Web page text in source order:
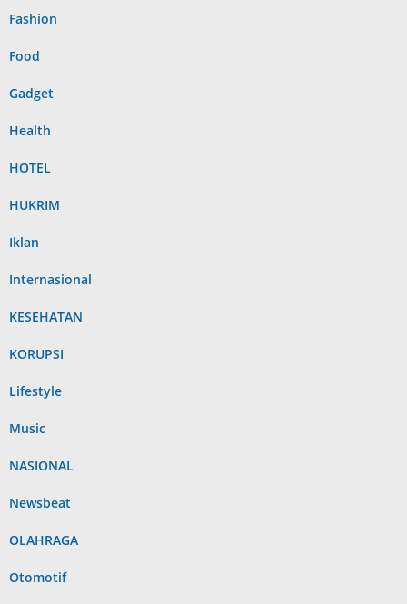
Fashion
Food
Gadget
Health
HOTEL
HUKRIM
Iklan
Internasional
KESEHATAN
KORUPSI
Lifestyle
Music
NASIONAL
Newsbeat
OLAHRAGA
Otomotif